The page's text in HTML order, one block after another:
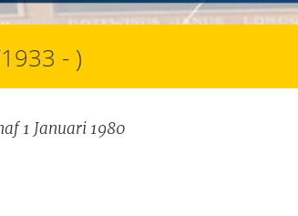
- )
1 Januari 1980